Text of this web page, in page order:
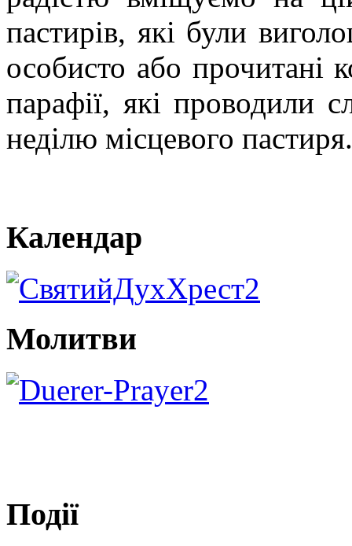
пастирів, які були
особисто або прочитані
парафії, які проводили
неділю місцевого пастиря.
Календар
Молитви
Події